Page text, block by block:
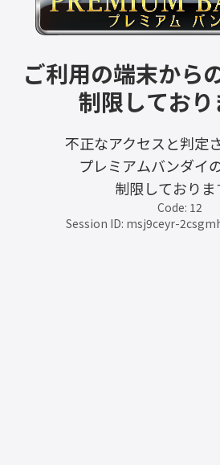
ご利用の端末から
制限しており
不正なアクセスと判定
プレミアムバンダイ
制限しておりま
Code: 12
Session ID: msj9ceyr-